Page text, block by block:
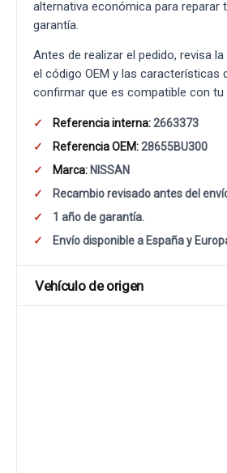
alternativa económica para reparar
garantía.
Antes de realizar el pedido, revisa
el código OEM y las características
confirmar que es compatible con tu
Referencia interna:2663373
Referencia OEM:28655BU300
Marca: NISSAN
Recambio revisado antes del
1 año de garantía.
Envío disponible a España y
Vehículo de origen